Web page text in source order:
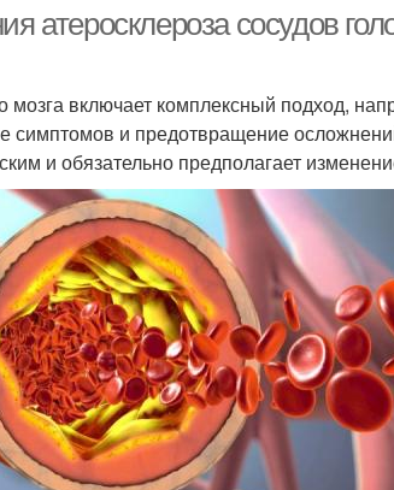
сосудов
мозга включает комплексный подход,
симптомов и предотвращение
и обязательно предполагает